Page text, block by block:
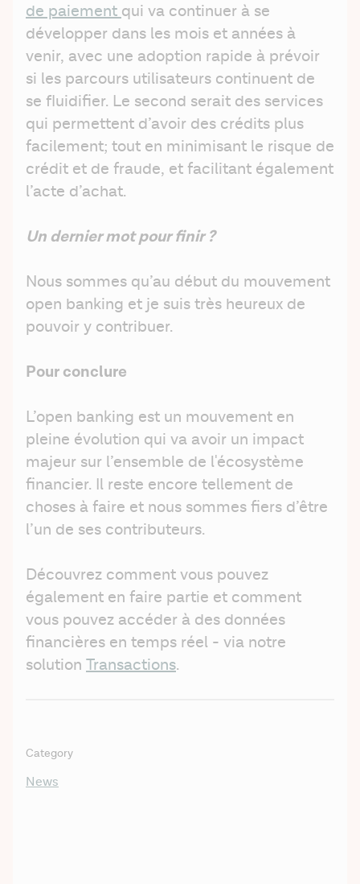
de paiement qui va continuer à se
développer dans les mois et années à
venir, avec une adoption rapide à prévoir
si les parcours utilisateurs continuent de
se fluidifier. Le second serait des services
qui permettent d’avoir des crédits plus
facilement; tout en minimisant le risque de
crédit et de fraude, et facilitant également
l’acte d’achat.
Un dernier mot pour finir ?
Nous sommes qu’au début du mouvement
open banking et je suis très heureux de
pouvoir y contribuer.
Pour conclure
L’open banking est un mouvement en
pleine évolution qui va avoir un impact
majeur sur l’ensemble de l'écosystème
financier. Il reste encore tellement de
choses à faire et nous sommes fiers d’être
l’un de ses contributeurs.
Découvrez comment vous pouvez
également en faire partie et comment
vous pouvez accéder à des données
financières en temps réel - via notre
solution Transactions.
Category
News